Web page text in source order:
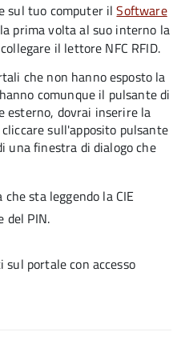
sul tuo computer ilSoftware
prima volta al suo interno la
il lettore NFC RFID.
che non hanno esposto la
comunque il pulsante di
esterno, dovrai inserire la
sull'apposito pulsante
una finestra di dialogo che
sta leggendo la CIE
del PIN.
portale con accesso